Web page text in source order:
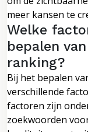
meer kansen te
Welke
bepalen
ranking?
Bij het bepalen
verschillende
factoren zijn
zoekwoorden